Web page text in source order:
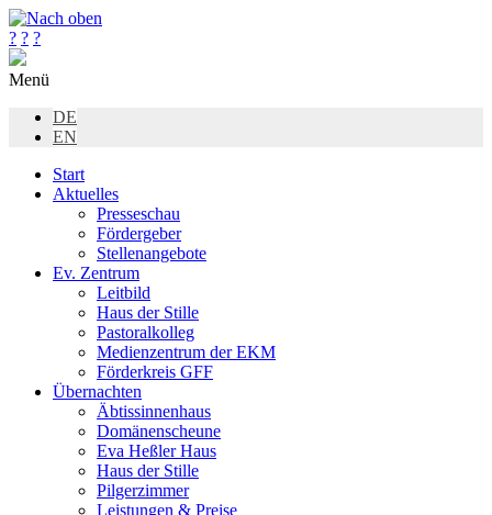
? ? ?
Menü
DE
EN
Start
Aktuelles
Presseschau
Fördergeber
Stellenangebote
Ev. Zentrum
Leitbild
Haus der Stille
Pastoralkolleg
Medienzentrum der EKM
Förderkreis GFF
Übernachten
Äbtissinnenhaus
Domänenscheune
Eva Heßler Haus
Haus der Stille
Pilgerzimmer
Leistungen & Preise